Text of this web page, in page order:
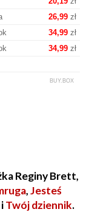
26,99zł
34,99zł
34,99zł
BUY.BOX
Reginy Brett,
,Jesteś
iTwój dziennik.